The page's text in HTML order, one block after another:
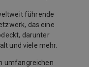
führende
das eine
darunter
und viele mehr.
umfangreichen